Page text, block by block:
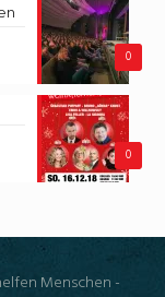
0
0
Menschen -